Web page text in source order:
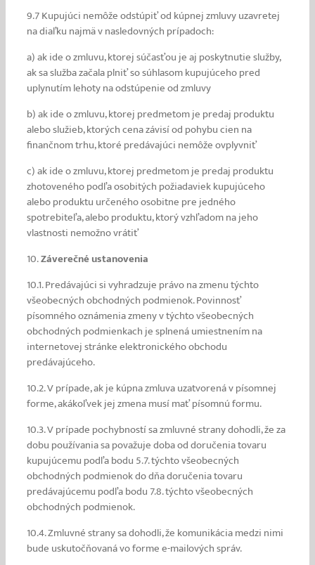
9.7Kupujúci nemôže odstúpiť od kúpnej zmluvy uzavretej
na diaľku najmä v nasledovných prípadoch:
a) ak ide o zmluvu, ktorej súčasťou je aj poskytnutie služby,
ak sa služba začala plniť so súhlasom kupujúceho pred
uplynutím lehoty na odstúpenie od zmluvy
b) ak ide o zmluvu, ktorej predmetom je predaj produktu
alebo služieb, ktorých cena závisí od pohybu cien na
finančnom trhu, ktoré predávajúci nemôže ovplyvniť
c) ak ide o zmluvu, ktorej predmetom je predaj produktu
zhotoveného podľa osobitých požiadaviek kupujúceho
alebo produktu určeného osobitne pre jedného
spotrebiteľa, alebo produktu, ktorý vzhľadom na jeho
vlastnosti nemožno vrátiť
10.Záverečné ustanovenia
10.1. Predávajúci si vyhradzuje právo na zmenu týchto
všeobecných obchodných podmienok. Povinnosť
písomného oznámenia zmeny v týchto všeobecných
obchodných podmienkach je splnená umiestnením na
internetovej stránke elektronického obchodu
predávajúceho.
10.2. V prípade, ak je kúpna zmluva uzatvorená v písomnej
forme, akákoľvek jej zmena musí mať písomnú formu.
10.3. V prípade pochybností sa zmluvné strany dohodli, že za
dobu používania sa považuje doba od doručenia tovaru
kupujúcemu podľa bodu 5.7. týchto všeobecných
obchodných podmienok do dňa doručenia tovaru
predávajúcemu podľa bodu 7.8. týchto všeobecných
obchodných podmienok.
10.4. Zmluvné strany sa dohodli, že komunikácia medzi nimi
bude uskutočňovaná vo forme e-mailových správ.